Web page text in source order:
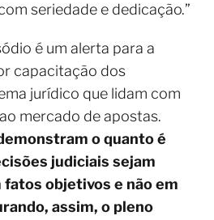
seriedade e dedicação.”
é um alerta para a
capacitação dos
jurídico que lidam com
mercado de apostas.
o quanto é
judiciais sejam
objetivos e não em
assim, o pleno